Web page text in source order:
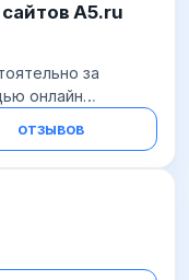
A5.ru
за
онлайн
условия
отзывов